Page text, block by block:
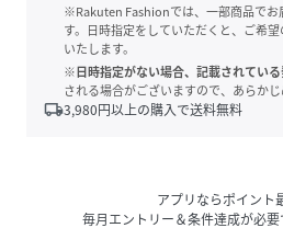
※Rakuten Fashionでは、一部商品でお
す。日時指定をしていただくと、ご希
いたします。
※日時指定がない場合、記載されてい
される場合がございますので、あらかじ
local_shipping3,980円以上の購入で送料無料
アプリならポイント
毎月エントリー＆条件達成が必要